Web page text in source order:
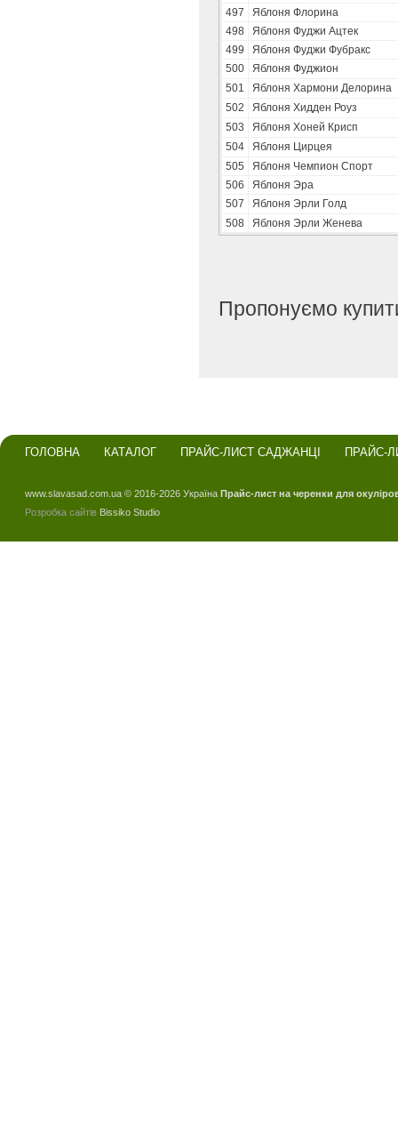
497
Яблоня Флорина
498
Яблоня Фуджи Ацтек
499
Яблоня Фуджи Фубракс
500
Яблоня Фуджион
501
Яблоня Хармони Делорина
502
Яблоня Хидден Роуз
503
Яблоня Хоней Крисп
504
Яблоня Цирцея
505
Яблоня Чемпион Спорт
506
Яблоня Эра
507
Яблоня Эрли Голд
508
Яблоня Эрли Женева
Пропонуємо
ГОЛОВНА КАТАЛОГ ПРАЙС-ЛИСТ САДЖАНЦІ ПРАЙС-
www.slavasad.com.ua © 2016-2026 Україна Прайс-лист на черенки для
Розробка сайтів Bissiko Studio